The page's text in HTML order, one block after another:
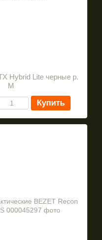
Hybrid Lite черные р.
M
Купить